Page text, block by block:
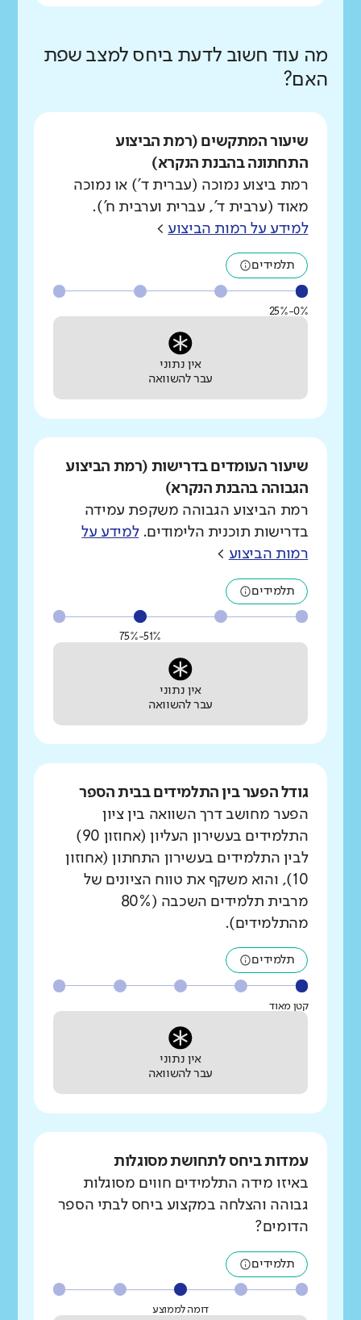
מה עוד חשוב לדעת ביחס למצב שפת
האם?
שיעור המתקשים (רמת הביצוע
התחתונה בהבנת הנקרא)
רמת ביצוע נמוכה (עברית ד') או נמוכה
מאוד (ערבית ד', עברית וערבית ח').
למידע על רמות הביצוע >
תלמידים
0%-25%
אין נתוני
עבר להשוואה
שיעור העומדים בדרישות (רמת הביצוע
הגבוהה בהבנת הנקרא)
רמת הביצוע הגבוהה משקפת עמידה
בדרישות תוכנית הלימודים.למידע על
רמות הביצוע >
תלמידים
51%-75%
אין נתוני
עבר להשוואה
גודל הפער בין התלמידים בבית הספר
הפער מחושב דרך השוואה בין ציון
התלמידים בעשירון העליון (אחוזון 90)
לבין התלמידים בעשירון התחתון (אחוזון
10), והוא משקף את טווח הציונים של
מרבית תלמידים השכבה (80%
מהתלמידים).
תלמידים
קטן מאוד
אין נתוני
עבר להשוואה
עמדות ביחס לתחושת מסוגלות
באיזו מידה התלמידים חווים מסוגלות
גבוהה והצלחה במקצוע ביחס לבתי הספר
הדומים?
תלמידים
דומה לממוצע